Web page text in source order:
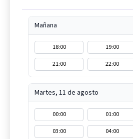
Mañana
18:00 19:00
21:00
22:00
Martes, 11 de agosto
00:00 01:00
03:00
04:00